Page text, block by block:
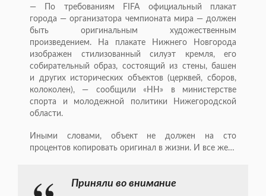
— По требованиям FIFA официальный плакат
города — организатора чемпионата мира — должен
быть оригинальным художественным
произведением. На плакате Нижнего Новгорода
изображен стилизованный силуэт кремля, его
собирательный образ, состоящий из стены, башен
и других исторических объектов (церквей, сборов,
колоколен), — сообщили «НН» в министерстве
спорта и молодежной политики Нижегородской
области.
Иными словами, объект не должен на сто
процентов копировать оригинал в жизни. И все же…
Приняли во внимание